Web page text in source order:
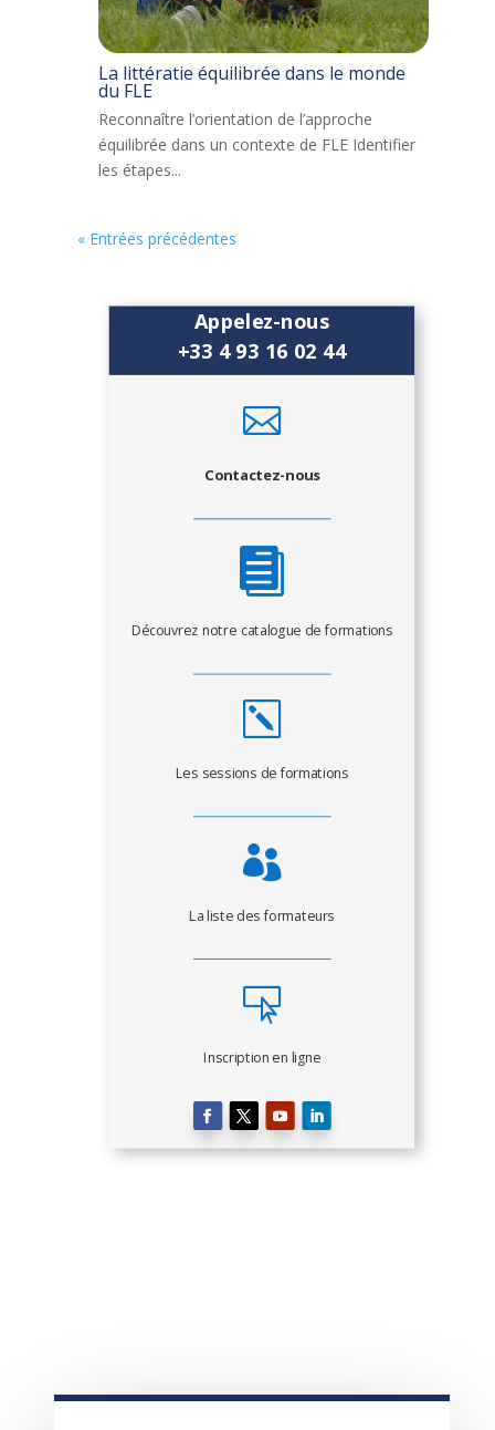
La littératie équilibrée dans le monde
du FLE
Reconnaître l’orientation de l’approche
équilibrée dans un contexte de FLE Identifier
les étapes...
« Entrées précédentes
Appelez-nous
+33 4 93 16 02 44

Contactez-nous

Découvrez notre catalogue de formations
k
Les sessions de formations

La liste des formateurs

Inscription en ligne